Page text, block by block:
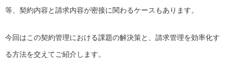
等、契約内容と請求内容が密接に関わるケースもあります。
今回はこの契約管理における課題の解決策と、請求管理を効率化す
る方法を交えてご紹介します。